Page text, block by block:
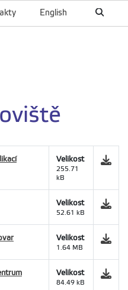
English
Velikost
255.71
kB
Velikost
52.61 kB
Velikost
1.64 MB
Velikost
84.49 kB